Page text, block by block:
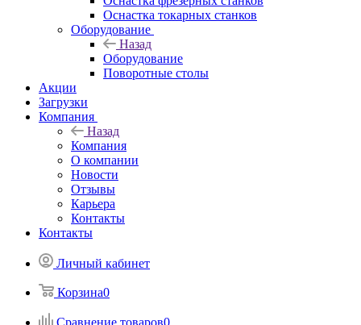
Оснастка токарных станков
Оборудование
Назад
Оборудование
Поворотные столы
Акции
Загрузки
Компания
Назад
Компания
О компании
Новости
Отзывы
Карьера
Контакты
Контакты
Личный кабинет
Корзина0
Сравнение товаров0